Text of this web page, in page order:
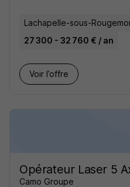
Lachapelle-sous-
27 300 - 32 760 € / an
Voir l’offre
Opérateur Laser 5
Camo Groupe